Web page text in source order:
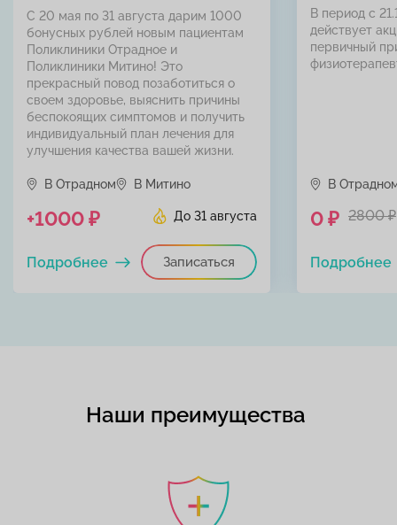
С 20 мая по 31 августа дарим 1000
бонусных рублей новым пациентам
Поликлиники Отрадное и
Поликлиники Митино! Это
прекрасный повод позаботиться о
своем здоровье, выяснить причины
беспокоящих симптомов и получить
индивидуальный план лечения для
улучшения качества вашей жизни.
В Отрадном В Митино
До 31 августа
+1000 ₽
Записаться
Подробнее
В период с
действует
первичный
В
0 ₽ 2800 ₽
Подробнее
Наши преимущества